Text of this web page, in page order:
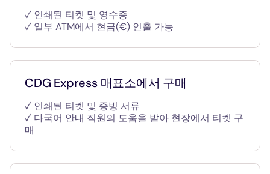
✓ 인쇄된 티켓 및 영수증
✓ 일부 ATM에서 현금(€) 인출 가능
CDG Express 매표소에서 구매
✓ 인쇄된 티켓 및 증빙 서류
✓ 다국어 안내 직원의 도움을 받아 현장에서 티켓 구
매